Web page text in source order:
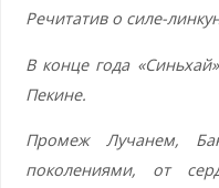
Речитатив о силе-
В конце года «Синьхай»
Пекине.
Промеж Лучанем,
поколениями, от